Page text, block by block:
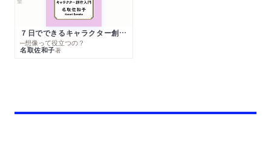
７日でできるキャラクター創作入門
─想像って役立つの？
名取佐和子著